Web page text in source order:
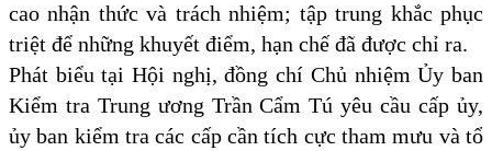
cao nhận thức và trách nhiệm; tập trung khắc phục
triệt để những khuyết điểm, hạn chế đã được chỉ ra.
Phát biểu tại Hội nghị, đồng chí Chủ nhiệm Ủy ban
Kiểm tra Trung ương Trần Cẩm Tú yêu cầu cấp ủy,
ủy ban kiểm tra các cấp cần tích cực tham mưu và tổ